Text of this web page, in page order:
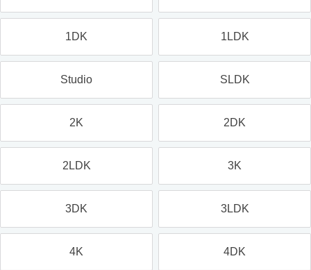
1DK 1LDK
Studio SLDK
2K 2DK
2LDK 3K
3DK 3LDK
4K 4DK